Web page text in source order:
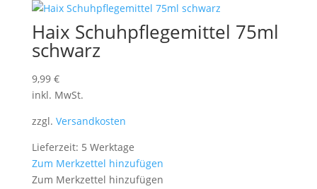
Haix Schuhpflegemittel 75ml
schwarz
9,99 €
inkl. MwSt.
zzgl. Versandkosten
Lieferzeit: 5 Werktage
Zum Merkzettel hinzufügen
Zum Merkzettel hinzufügen